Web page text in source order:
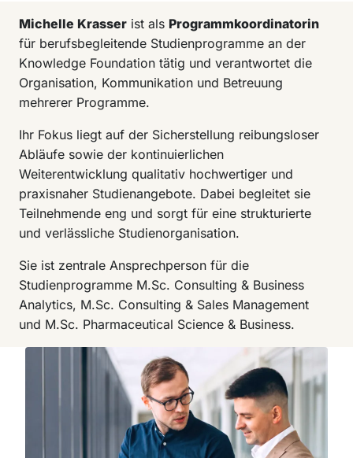
Michelle Krasser ist als Programmkoordinatorin
für berufsbegleitende Studienprogramme an der
Knowledge Foundation tätig und verantwortet die
Organisation, Kommunikation und Betreuung
mehrerer Programme.
Ihr Fokus liegt auf der Sicherstellung reibungsloser
Abläufe sowie der kontinuierlichen
Weiterentwicklung qualitativ hochwertiger und
praxisnaher Studienangebote. Dabei begleitet sie
Teilnehmende eng und sorgt für eine strukturierte
und verlässliche Studienorganisation.
Sie ist zentrale Ansprechperson für die
Studienprogramme M.Sc. Consulting & Business
Analytics, M.Sc. Consulting & Sales Management
und M.Sc. Pharmaceutical Science & Business.